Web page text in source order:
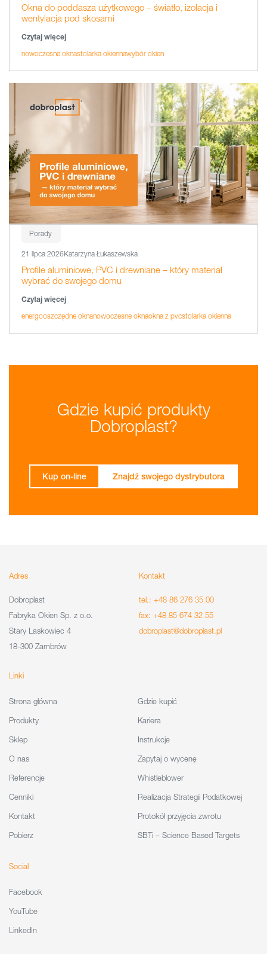
Okna do poddasza użytkowego – światło, izolacja i
wentylacja pod skosami
Czytaj więcej
nowoczesne oknastolarka okiennawybór okien
Porady
21 lipca 2026Katarzyna Łukaszewska
Profile aluminiowe, PVC i drewniane – który materiał
wybrać do swojego domu
Czytaj więcej
energooszczędne oknanowoczesne oknaokna z pvcstolarka okienna
Gdzie kupić produkty
Dobroplast?
Kup on-line Znajdź swojego dystrybutora
Adres
Dobroplast
Fabryka Okien Sp. z o.o.
Stary Laskowiec 4
18-300 Zambrów
Kontakt
tel.: +48 86 276 35 00
fax: +48 85 674 32 55
dobroplast@dobroplast.pl
Linki
Strona główna
Produkty
Sklep
O nas
Referencje
Cenniki
Kontakt
Pobierz
Gdzie kupić
Kariera
Instrukcje
Zapytaj o wycenę
Whistleblower
Realizacja Strategii Podatkowej
Protokół przyjęcia zwrotu
SBTi – Science Based Targets
Social
Facebook
YouTube
LinkedIn